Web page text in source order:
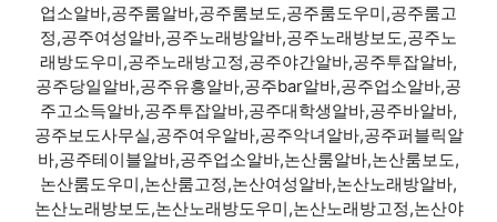
업소알바,공주룸알바,공주룸보도,공주룸도우미,공주룸고
정,공주여성알바,공주노래방알바,공주노래방보도,공주노
래방도우미,공주노래방고정,공주야간알바,공주투잡알바,
공주당일알바,공주유흥알바,공주bar알바,공주업소알바,공
주고소득알바,공주투잡알바,공주대학생알바,공주바알바,
공주보도사무실,공주여우알바,공주악녀알바,공주퍼블릭알
바,공주테이블알바,공주업소알바,논산룸알바,논산룸보도,
논산룸도우미,논산룸고정,논산여성알바,논산노래방알바,
논산노래방보도,논산노래방도우미,논산노래방고정,논산야